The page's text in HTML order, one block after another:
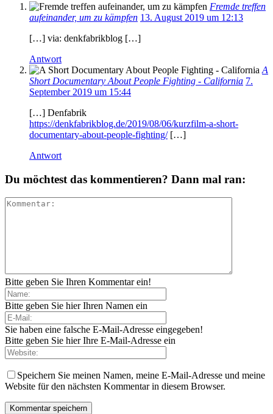
Fremde treffen
aufeinander, um zu kämpfen 13. August 2019 um 12:13
[…] via: denkfabrikblog […]
Antwort
A
Short Documentary About People Fighting - California 7.
September 2019 um 15:44
[…] Denfabrik
https://denkfabrikblog.de/2019/08/06/kurzfilm-a-short-
documentary-about-people-fighting/[…]
Antwort
Du möchtest das kommentieren? Dann mal ran:
Bitte geben Sie Ihren Kommentar ein!
Bitte geben Sie hier Ihren Namen ein
Sie haben eine falsche E-Mail-Adresse eingegeben!
Bitte geben Sie hier Ihre E-Mail-Adresse ein
Speichern Sie meinen Namen, meine E-Mail-Adresse und meine
Website für den nächsten Kommentar in diesem Browser.